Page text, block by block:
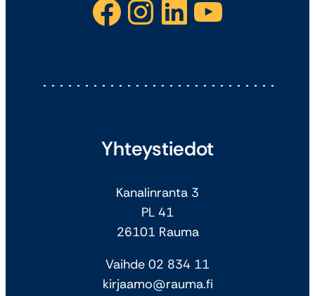
Facebook Instagram LinkedIn YouTube
Yhteystiedot
Kanalinranta 3
PL 41
26101 Rauma
Vaihde 02 834 11
kirjaamo@rauma.fi